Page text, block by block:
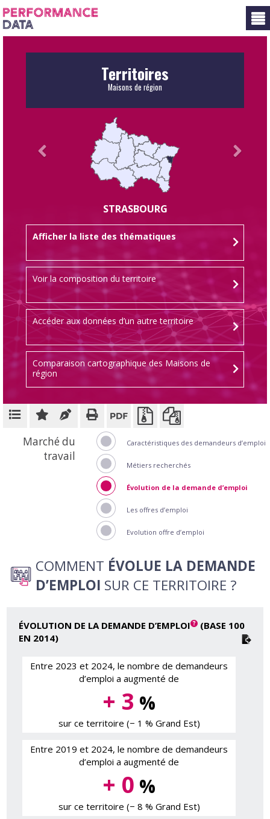
Panneau de gestion des cookies
Territoires
Maisons de région
STRASBOURG
Afficher la liste des thématiques
Voir la composition du territoire
Accéder aux données d’un autre territoire
Comparaison cartographique des Maisons de
région
Marché du
travail
Caractéristiques des demandeurs d’emploi
Métiers recherchés
Évolution de la demande d’emploi
Les offres d’emploi
Evolution offre d’emploi
COMMENT ÉVOLUE LA DEMANDE
D’EMPLOI SUR CE TERRITOIRE ?
ÉVOLUTION DE LA DEMANDE D’EMPLOI
(BASE 100
EN 2014)
Entre 2023 et 2024, le nombre de demandeurs
d’emploi a augmenté de
+ 3 %
sur ce territoire (− 1 % Grand Est)
Entre 2019 et 2024, le nombre de demandeurs
d’emploi a augmenté de
+ 0 %
sur ce territoire (− 8 % Grand Est)